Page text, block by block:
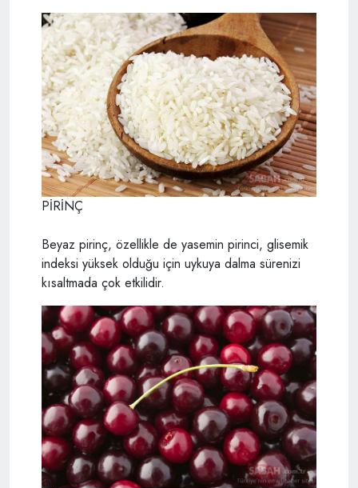
PİRİNÇ
Beyaz pirinç, özellikle de yasemin pirinci, glisemik
indeksi yüksek olduğu için uykuya dalma sürenizi
kısaltmada çok etkilidir.